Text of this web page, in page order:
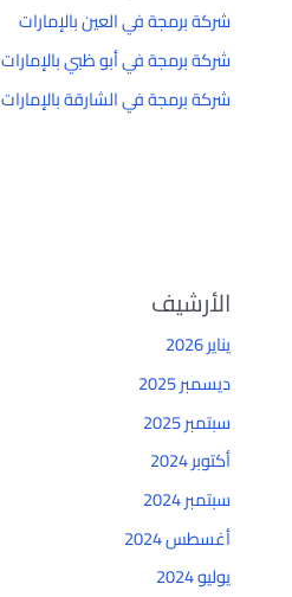
شركة برمجة في العين بالإمارات
شركة برمجة في أبو ظبي بالإمارات
شركة برمجة في الشارقة بالإمارات
الأرشيف
يناير 2026
ديسمبر 2025
سبتمبر 2025
أكتوبر 2024
سبتمبر 2024
أغسطس 2024
يوليو 2024